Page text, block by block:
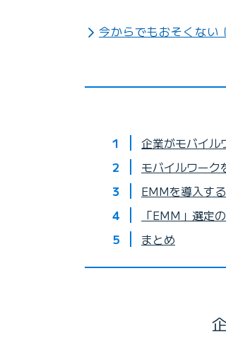
今からでもおそくない
企業がモバイル
モバイルワー
EMMを導入す
「EMM」選定
まとめ